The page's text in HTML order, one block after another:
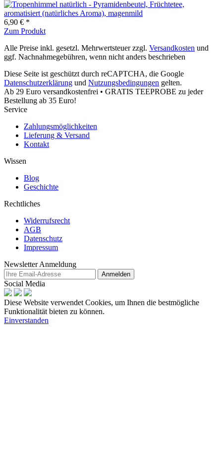
6,90 € *
Zum Produkt
Alle Preise inkl. gesetzl. Mehrwertsteuer zzgl. Versandkosten und
ggf. Nachnahmegebühren, wenn nicht anders beschrieben
Diese Seite ist geschützt durch reCAPTCHA, die Google
Datenschutzerklärung und Nutzungsbedingungen gelten.
Ab 29 Euro versandkostenfrei • GRATIS TEEPROBE zu jeder
Bestellung ab 35 Euro!
Service
Zahlungsmöglichkeiten
Lieferung & Versand
Kontakt
Wissen
Blog
Geschichte
Rechtliches
Widerrufsrecht
AGB
Datenschutz
Impressum
Newsletter Anmeldung
Anmelden
Social Media
Diese Website verwendet Cookies, um Ihnen die bestmögliche
Funktionalität bieten zu können.
Einverstanden